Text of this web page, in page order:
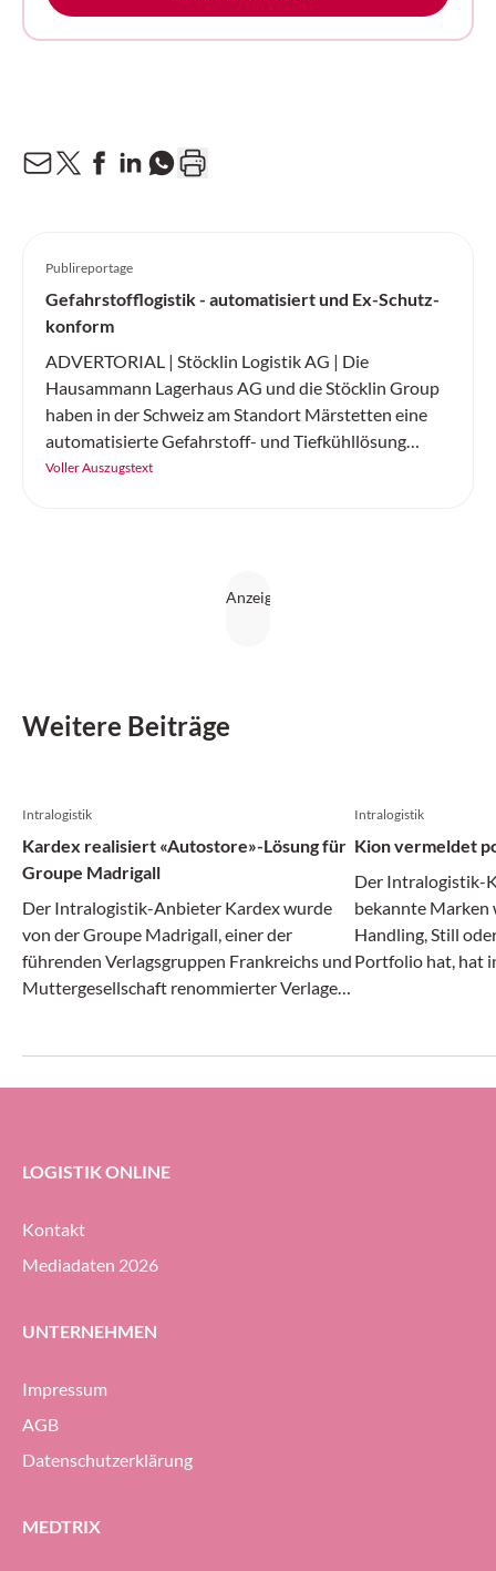
Publireportage
Gefahrstofflogistik - automatisiert und Ex-Schutz-
konform
ADVERTORIAL | Stöcklin Logistik AG | Die
Hausammann Lagerhaus AG und die Stöcklin Group
haben in der Schweiz am Standort Märstetten eine
automatisierte Gefahrstoff- und Tiefkühllösung
realisiert.
Voller Auszugstext
Weitere Beiträge
Intralogistik
Kardex realisiert «Autostore»-Lösung für
Groupe Madrigall
Der Intralogistik-Anbieter Kardex wurde
von der Groupe Madrigall, einer der
führenden Verlagsgruppen Frankreichs und
Muttergesellschaft renommierter Verlage
das neue Distributionszentrum des
Intralogistik
Kion vermeldet
Der Intralogistik-
bekannte Marken
Handling, Still
Portfolio hat, hat
LOGISTIK ONLINE
Kontakt
Mediadaten 2026
UNTERNEHMEN
Impressum
AGB
Datenschutzerklärung
MEDTRIX